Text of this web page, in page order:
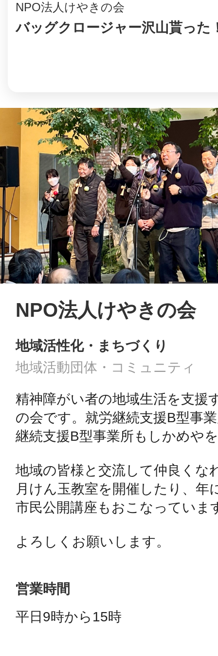
NPO法人けやきの会
バッグクロージャー沢山貰った
NPO法人けやきの会
地域活性化・まちづくり
地域活動団体・コミュニティ
精神障がい者の地域生活を支援
の会です。就労継続支援B型事
継続支援B型事業所もしかめや
地域の皆様と交流して仲良くな
月けん玉教室を開催したり、年
市民公開講座もおこなっていま
よろしくお願いします。
営業時間
平日9時から15時